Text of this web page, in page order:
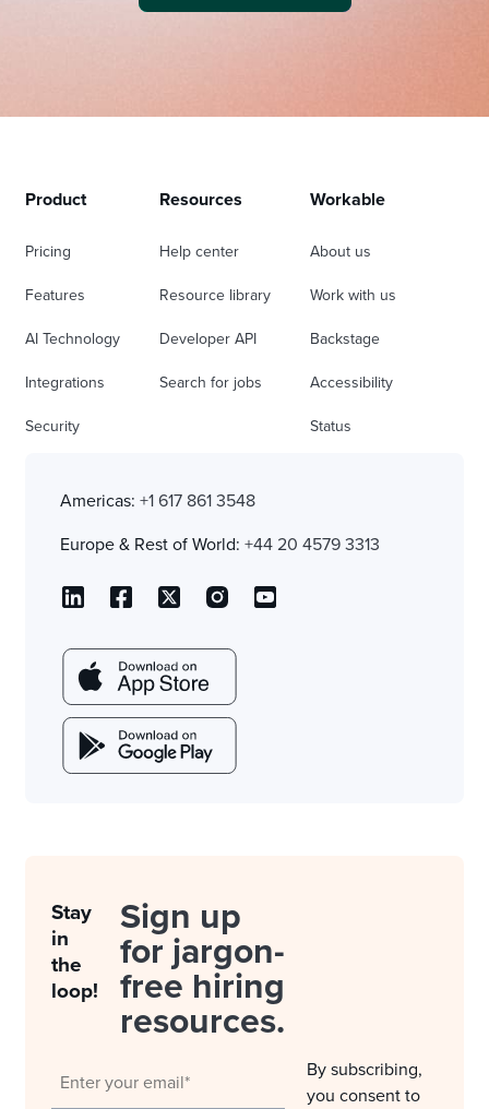
Product
Pricing
Features
AI Technology
Integrations
Security
Resources
Help center
Resource library
Developer API
Search for jobs
Workable
About us
Work with us
Backstage
Accessibility
Status
Americas: +1 617 861 3548
Europe & Rest of World: +44 20 4579 3313
Stay
in
the
loop!
Sign up
for jargon-
free hiring
resources.
By subscribing,
you consent to